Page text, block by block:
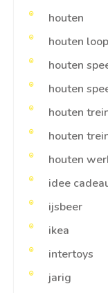
houten
houten
houten
houten
houten
houten
houten
idee
ijsbeer
ikea
intertoys
jarig